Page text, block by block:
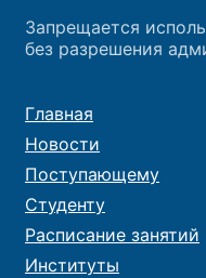
Запрещается
без разрешения
Главная
Новости
Поступающему
Студенту
Расписание занятий
Институты